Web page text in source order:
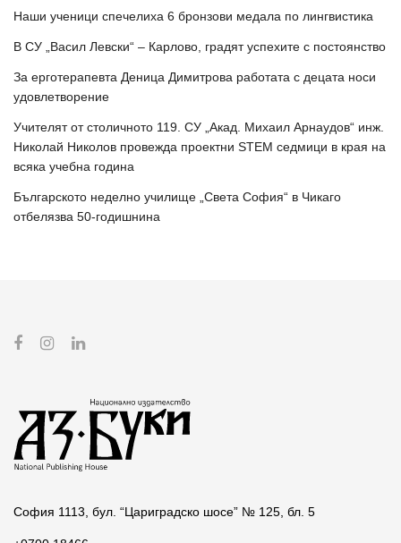
Наши ученици спечелиха 6 бронзови медала по лингвистика
В СУ „Васил Левски“ – Карлово, градят успехите с постоянство
За ерготерапевта Деница Димитрова работата с децата носи
удовлетворение
Учителят от столичното 119. СУ „Акад. Михаил Арнаудов“ инж.
Николай Николов провежда проектни STEM седмици в края на
всяка учебна година
Българското неделно училище „Света София“ в Чикаго
отбелязва 50-годишнина
София 1113, бул. “Цариградско шосе” № 125, бл. 5